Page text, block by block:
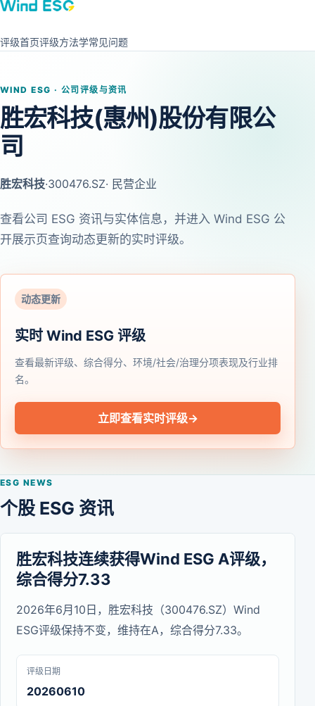
评级首页评级方法学常见问题
WIND ESG · 公司评级与资讯
胜宏科技(惠州)股份有限公
司
胜宏科技·300476.SZ· 民营企业
查看公司 ESG 资讯与实体信息，并进入 Wind ESG 公
开展示页查询动态更新的实时评级。
动态更新
实时 Wind ESG 评级
查看最新评级、综合得分、环境/社会/治理分项表现及行业排
名。
立即查看实时评级→
ESG NEWS
个股 ESG 资讯
胜宏科技连续获得Wind ESG A评级，
综合得分7.33
2026年6月10日，胜宏科技（300476.SZ）Wind
ESG评级保持不变，维持在A，综合得分7.33。
评级日期
20260610